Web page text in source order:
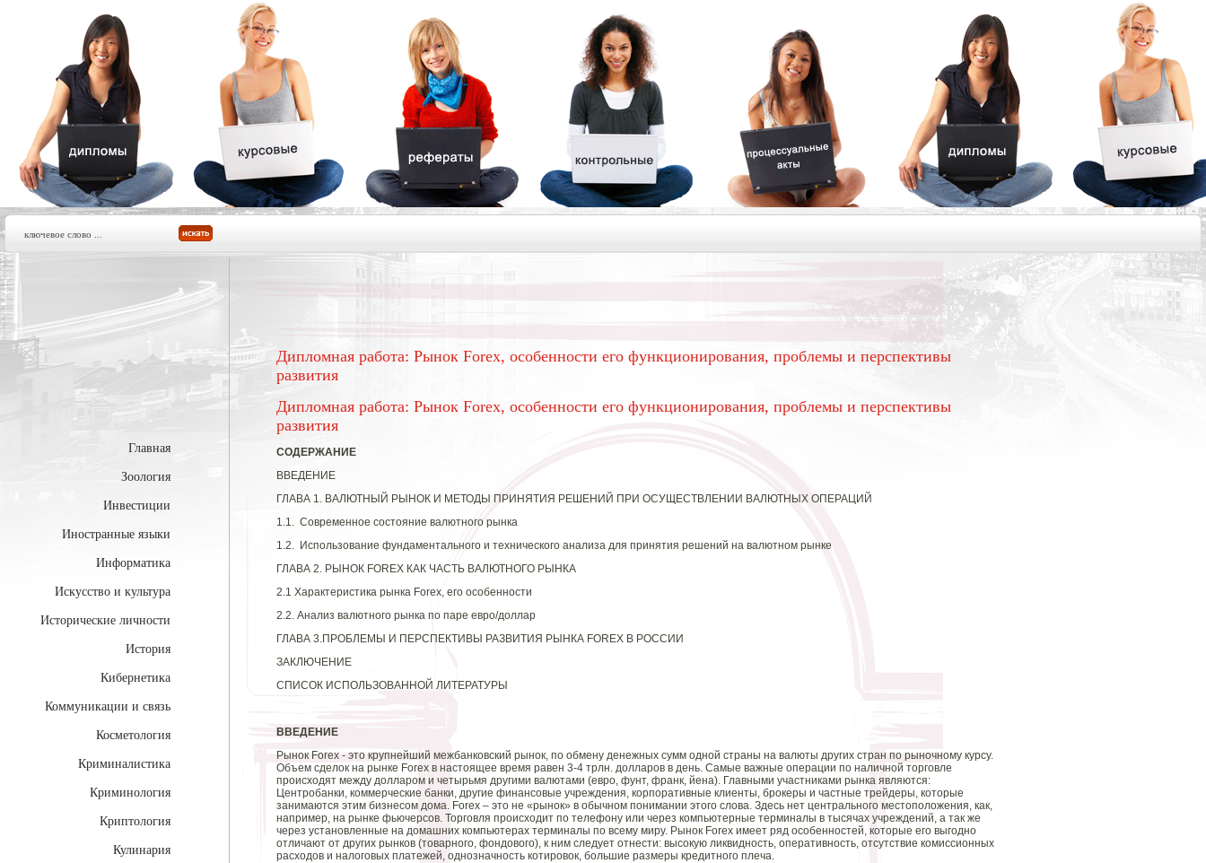
Главная
Зоология
Инвестиции
Иностранные языки
Информатика
Искусство и культура
Исторические личности
История
Кибернетика
Коммуникации и связь
Косметология
Криминалистика
Криминология
Криптология
Кулинария
Дипломная работа: Рынок Forex, особенности его функционирования, проблемы и перспективы
развития
Дипломная работа: Рынок Forex, особенности его функционирования, проблемы и перспективы
развития
СОДЕРЖАНИЕ
ВВЕДЕНИЕ
ГЛАВА 1. ВАЛЮТНЫЙ РЫНОК И МЕТОДЫ ПРИНЯТИЯ РЕШЕНИЙ ПРИ ОСУЩЕСТВЛЕНИИ ВАЛЮТНЫХ ОПЕРАЦИЙ
1.1. Современное состояние валютного рынка
1.2. Использование фундаментального и технического анализа для принятия решений на валютном рынке
ГЛАВА 2. РЫНОК FOREX КАК ЧАСТЬ ВАЛЮТНОГО РЫНКА
2.1 Характеристика рынка Forex, его особенности
2.2. Анализ валютного рынка по паре евро/доллар
ГЛАВА 3.ПРОБЛЕМЫ И ПЕРСПЕКТИВЫ РАЗВИТИЯ РЫНКА FOREX В РОССИИ
ЗАКЛЮЧЕНИЕ
СПИСОК ИСПОЛЬЗОВАННОЙ ЛИТЕРАТУРЫ
ВВЕДЕНИЕ
Рынок Forex - это крупнейший межбанковский рынок, по обмену денежных сумм одной страны на валюты других стран по рыночному курсу.
Объем сделок на рынке Forex в настоящее время равен 3-4 трлн. долларов в день. Самые важные операции по наличной торговле
происходят между долларом и четырьмя другими валютами (евро, фунт, франк, йена). Главными участниками рынка являются:
Центробанки, коммерческие банки, другие финансовые учреждения, корпоративные клиенты, брокеры и частные трейдеры, которые
занимаются этим бизнесом дома. Forex – это не «рынок» в обычном понимании этого слова. Здесь нет центрального местоположения, как,
например, на рынке фьючерсов. Торговля происходит по телефону или через компьютерные терминалы в тысячах учреждений, а так же
через установленные на домашних компьютерах терминалы по всему миру. Рынок Forex имеет ряд особенностей, которые его выгодно
отличают от других рынков (товарного, фондового), к ним следует отнести: высокую ликвидность, оперативность, отсутствие комиссионных
расходов и налоговых платежей, однозначность котировок, большие размеры кредитного плеча.